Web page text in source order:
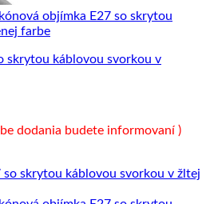
skrytou káblovou svorkou v
dodania budete informovaní )